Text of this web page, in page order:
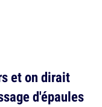
et on dirait
d'épaules